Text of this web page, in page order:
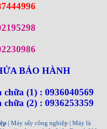
BẢO HÀNH
(1) : 0936040569
(2) : 0936253359
| Máy sấy công nghiệp | Máy là